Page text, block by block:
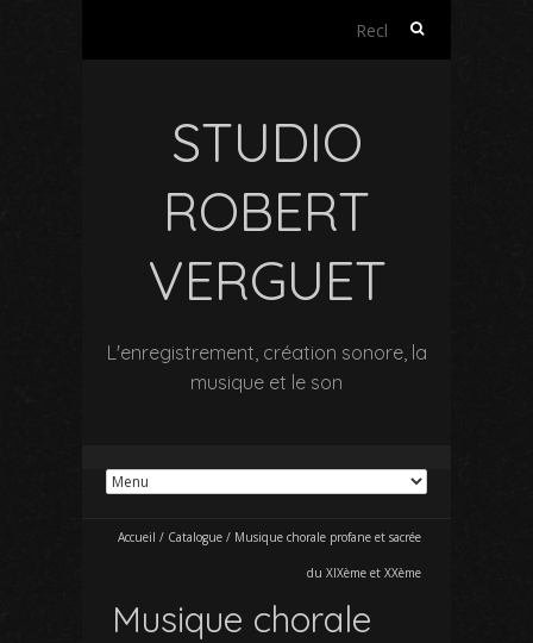
Rechercher :
STUDIO
ROBERT
VERGUET
L'enregistrement, création sonore, la
musique et le son
Accueil / Catalogue / Musique chorale profane et sacrée
du XIXème et XXème
Musique chorale